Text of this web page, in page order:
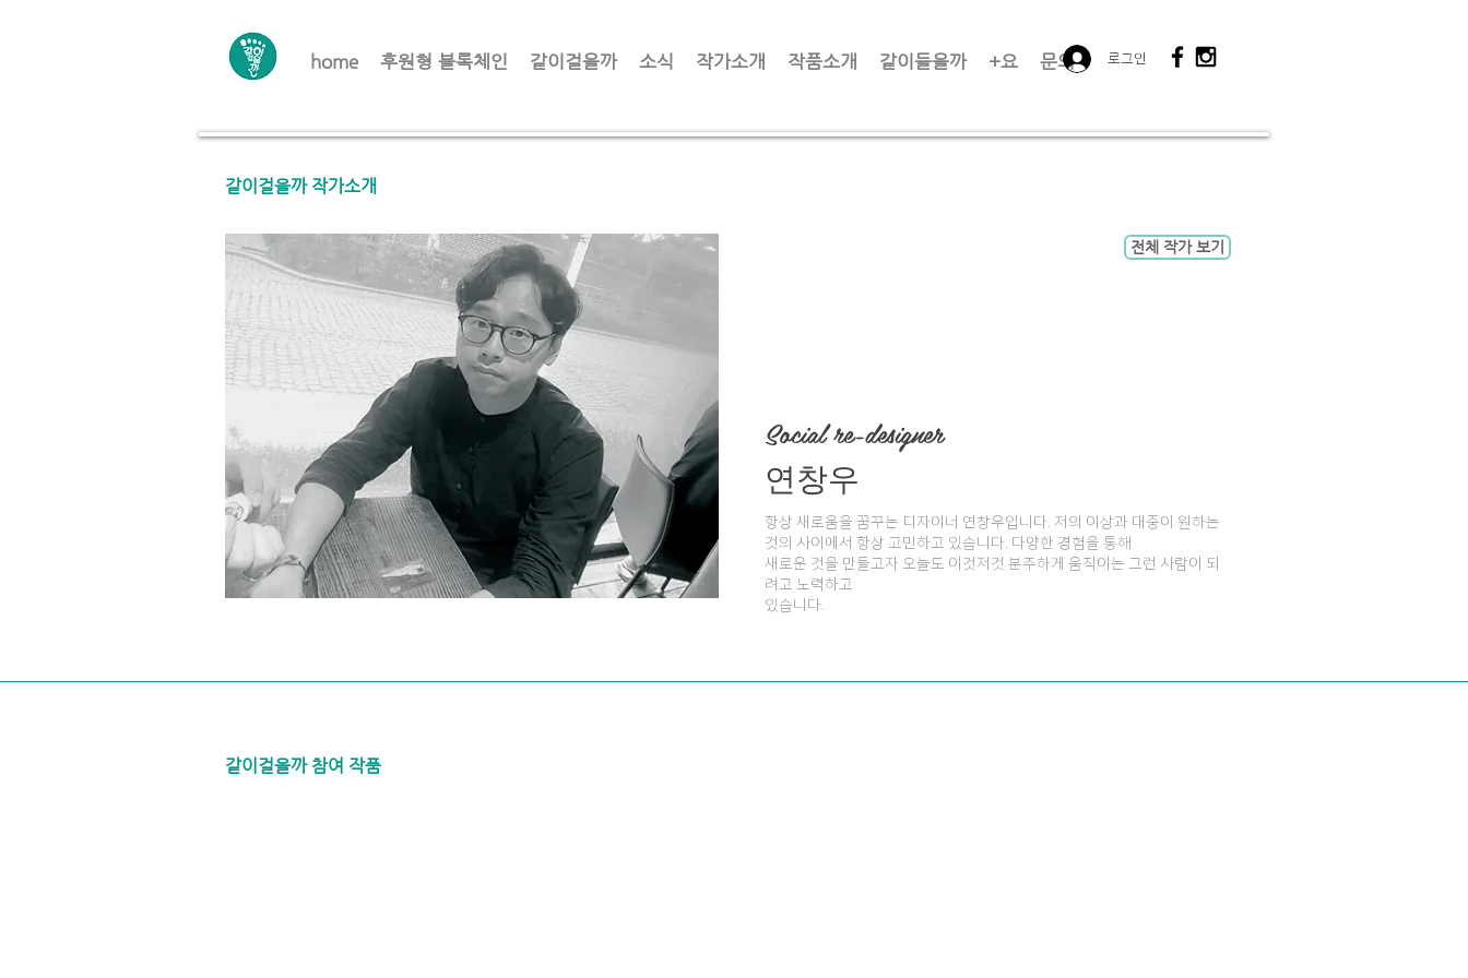
home 후원형 블록체인 같이걸을까 소식 작가소개 작품소개 같이들을까 +요 문의 로그인
같이걸을까 작가소개
전체 작가 보기
Social re-designer​
​연창우
항상 새로움을 꿈꾸는 디자이너 연창우입니다. 저의 이상과 대중이 원하는
것의 사이에서 항상 고민하고 있습니다. 다양한 경험을 통해
새로운 것을 만들고자 오늘도 이것저것 분주하게 움직이는 그런 사람이 되
려고 노력하고
있습니다.
같이걸을까 참여 작품